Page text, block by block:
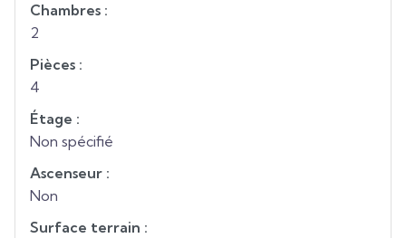
Chambres :
2
Pièces :
4
Étage :
Non spécifié
Ascenseur :
Non
Surface terrain :